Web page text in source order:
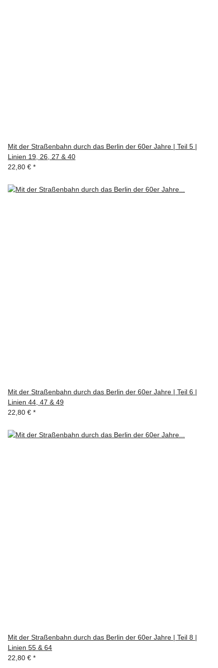
Mit der Straßenbahn durch das Berlin der 60er Jahre | Teil 5 |
Linien 19, 26, 27 & 40
22,80 € *
Mit der Straßenbahn durch das Berlin der 60er Jahre | Teil 6 |
Linien 44, 47 & 49
22,80 € *
Mit der Straßenbahn durch das Berlin der 60er Jahre | Teil 8 |
Linien 55 & 64
22,80 € *